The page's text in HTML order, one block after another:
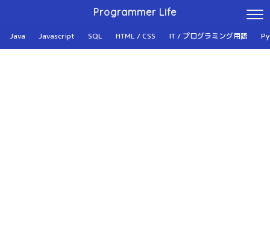
Programmer Life
Java Javascript SQL HTML / CSS IT / プログラミング用語